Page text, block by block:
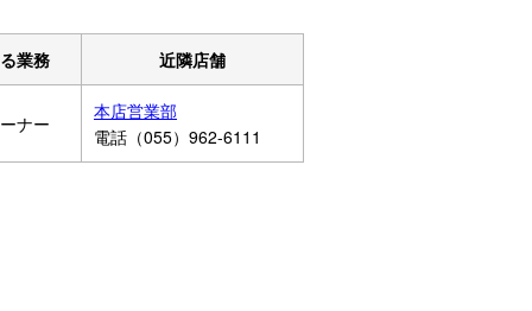
業務 近隣店舗
ナー
本店営業部
電話（055）962-6111